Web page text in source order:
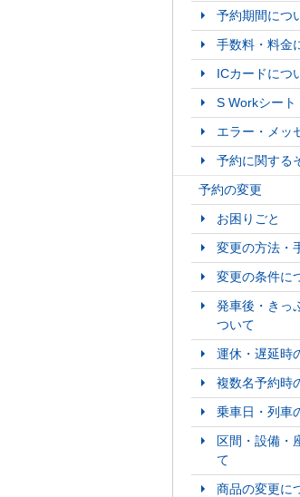
予約期間につ
手数料・料金
ICカードにつ
S Workシート
エラー・メッ
予約に関する
予約の変更
お困りごと
変更の方法・
変更の条件に
発車後・きっ
ついて
運休・遅延時
複数名予約時
乗車日・列車
区間・設備・
て
商品の変更に